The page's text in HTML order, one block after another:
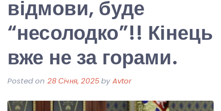
відмови, буде
“несолодко”!! Кінець
вже не за горами.
Posted on 28 Січня, 2025byAvtor